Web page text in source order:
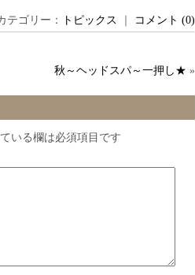
テゴリー： トピックス コメント (0)
秋～ヘッドスパ～一押し★ »
いる欄は必須項目です